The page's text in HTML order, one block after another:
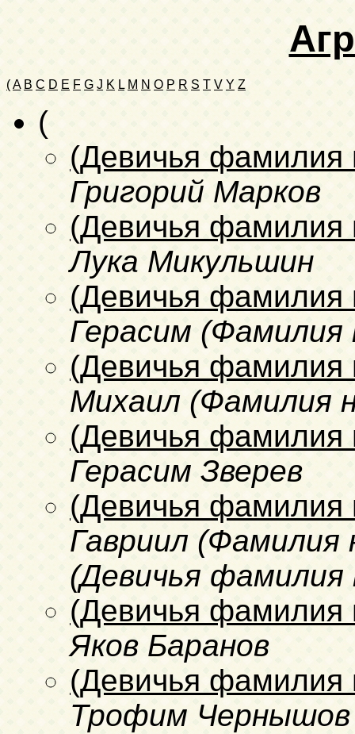
(A B C D E F G J K L M N O P R S T V Y Z
(
(Девичья фамилия
Григорий Марков
(Девичья фамилия
Лука Микульшин
(Девичья фамилия
Герасим (Фамилия
(Девичья фамилия
Михаил (Фамилия
(Девичья фамилия
Герасим Зверев
(Девичья фамилия
Гавриил
(Девичья фамилия
(Девичья фамилия
Яков Баранов
(Девичья фамилия
Трофим Чернышов